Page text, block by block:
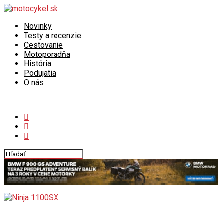
Novinky
Testy a recenzie
Cestovanie
Motoporadňa
História
Podujatia
O nás